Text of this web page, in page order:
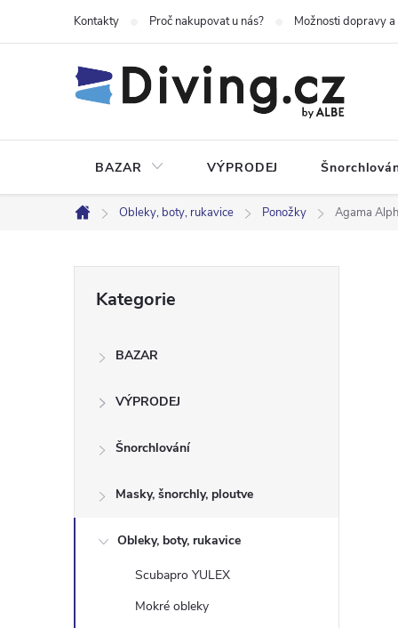
Kontakty Proč nakupovat u nás? Možnosti dopravy a
BAZAR VÝPRODEJ
Domů
Obleky, boty, rukavice Ponožky Agama
a
kategorie
Kategorie
BAZAR
VÝPRODEJ
Šnorchlování
Masky, šnorchly, ploutve
Obleky, boty, rukavice
Scubapro YULEX
Mokré obleky